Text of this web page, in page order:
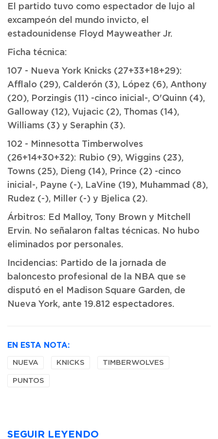
El partido tuvo como espectador de lujo al
excampeón del mundo invicto, el
estadounidense Floyd Mayweather Jr.
Ficha técnica:
107 - Nueva York Knicks (27+33+18+29):
Afflalo (29), Calderón (3), López (6), Anthony
(20), Porzingis (11) -cinco inicial-, O'Quinn (4),
Galloway (12), Vujacic (2), Thomas (14),
Williams (3) y Seraphin (3).
102 - Minnesotta Timberwolves
(26+14+30+32): Rubio (9), Wiggins (23),
Towns (25), Dieng (14), Prince (2) -cinco
inicial-, Payne (-), LaVine (19), Muhammad (8),
Rudez (-), Miller (-) y Bjelica (2).
Árbitros: Ed Malloy, Tony Brown y Mitchell
Ervin. No señalaron faltas técnicas. No hubo
eliminados por personales.
Incidencias: Partido de la jornada de
baloncesto profesional de la NBA que se
disputó en el Madison Square Garden, de
Nueva York, ante 19.812 espectadores.
EN ESTA NOTA:
NUEVA KNICKS TIMBERWOLVES
PUNTOS
SEGUIR LEYENDO